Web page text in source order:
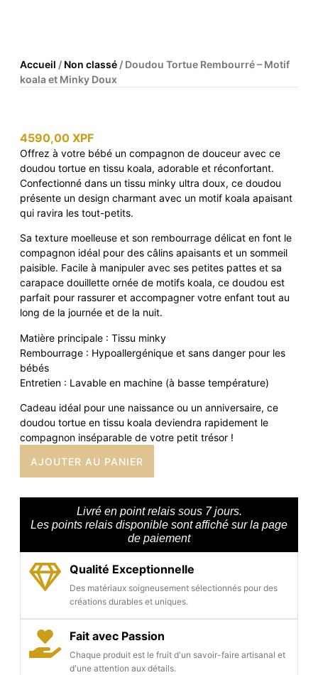
Accueil / Non classé / Doudou Tortue Rembourré – Motif
koala et Minky Doux
4590,00 XPF
Offrez à votre bébé un compagnon de douceur avec ce
doudou tortue en tissu koala, adorable et réconfortant.
Confectionné dans un tissu minky ultra doux, ce doudou
présente un design charmant avec un motif koala apaisant
qui ravira les tout-petits.
Sa texture moelleuse et son rembourrage délicat en font le
compagnon idéal pour des câlins apaisants et un sommeil
paisible. Facile à manipuler avec ses petites pattes et sa
carapace douillette ornée de motifs koala, ce doudou est
parfait pour rassurer et accompagner votre enfant tout au
long de la journée et de la nuit.
Matière principale : Tissu minky
Rembourrage : Hypoallergénique et sans danger pour les
bébés
Entretien : Lavable en machine (à basse température)
Cadeau idéal pour une naissance ou un anniversaire, ce
doudou tortue en tissu koala deviendra rapidement le
compagnon inséparable de votre petit trésor !
AJOUTER AU PANIER
Livré en point relais sous 7 jours.
Les points relais disponible sont affiché sur la page
de paiement
Qualité Exceptionnelle
Des matériaux soigneusement sélectionnés pour des
créations durables et uniques.
Fait avec Passion
Chaque produit est le fruit d'un savoir-faire artisanal et
d'une attention aux détails.